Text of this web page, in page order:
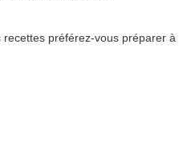
préférez-vous préparer à